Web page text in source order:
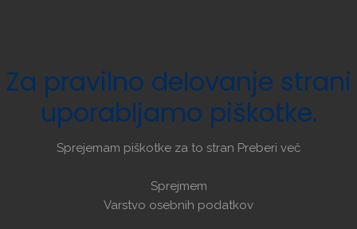
Za pravilno delovanje strani
uporabljamo piškotke.
Sprejemam piškotke za to stran Preberi več
Sprejmem
Varstvo osebnih podatkov